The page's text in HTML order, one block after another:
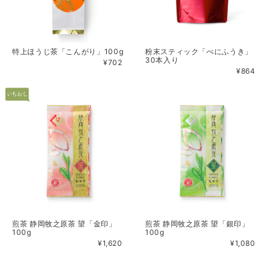
特上ほうじ茶「こんがり」100g
¥702
粉末スティック「べにふうき」
30本入り
¥864
煎茶 静岡牧之原茶 望「金印」
100g
¥1,620
煎茶 静岡牧之原茶 望「銀印」
100g
¥1,080